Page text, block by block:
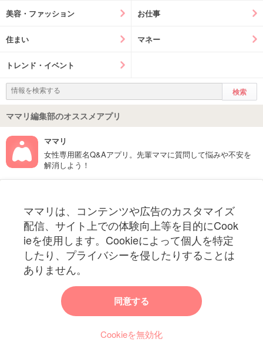
美容・ファッション お仕事
住まい マネー
トレンド・イベント
ママリ編集部のオススメアプリ
ママリ
女性専用匿名Q&Aアプリ。先輩ママに質問して悩みや不安を
解消しよう！
ママリは、コンテンツや広告のカスタマイズ
配信、サイト上での体験向上等を目的にCook
ieを使用します。Cookieによって個人を特定
したり、プライバシーを侵したりすることは
ありません。
同意する
Cookieを無効化
妊娠〜子育て中のお役立ち情報を配信中
ママリからのお知らせ
今ママリで読みたい記事は何ですか？
ママリ編集部がみなさんのご意見をもとに記事を作成させていただきま